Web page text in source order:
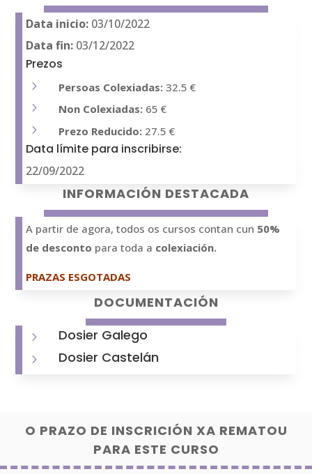
Data inicio: 03/10/2022
Data fin: 03/12/2022
Prezos
5 Persoas Colexiadas: 32.5 €
5 Non Colexiadas: 65 €
5 Prezo Reducido: 27.5 €
Data límite para inscribirse:
22/09/2022
INFORMACIÓN DESTACADA
A partir de agora, todos os cursos contan cun 50%
de desconto para toda a colexiación.
PRAZAS ESGOTADAS
DOCUMENTACIÓN
5 Dosier Galego
5 Dosier Castelán
O PRAZO DE INSCRICIÓN XA REMATOU
PARA ESTE CURSO